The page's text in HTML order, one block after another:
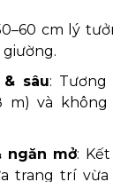
cm lý
sâu:
m) và
ngăn mở:
trang trí vừa